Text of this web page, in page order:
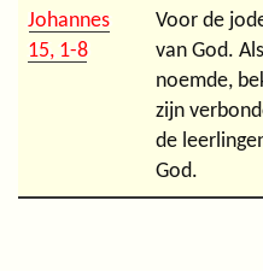
Johannes
15, 1-8
Voor de
van God.
noemde,
zijn
de
God.